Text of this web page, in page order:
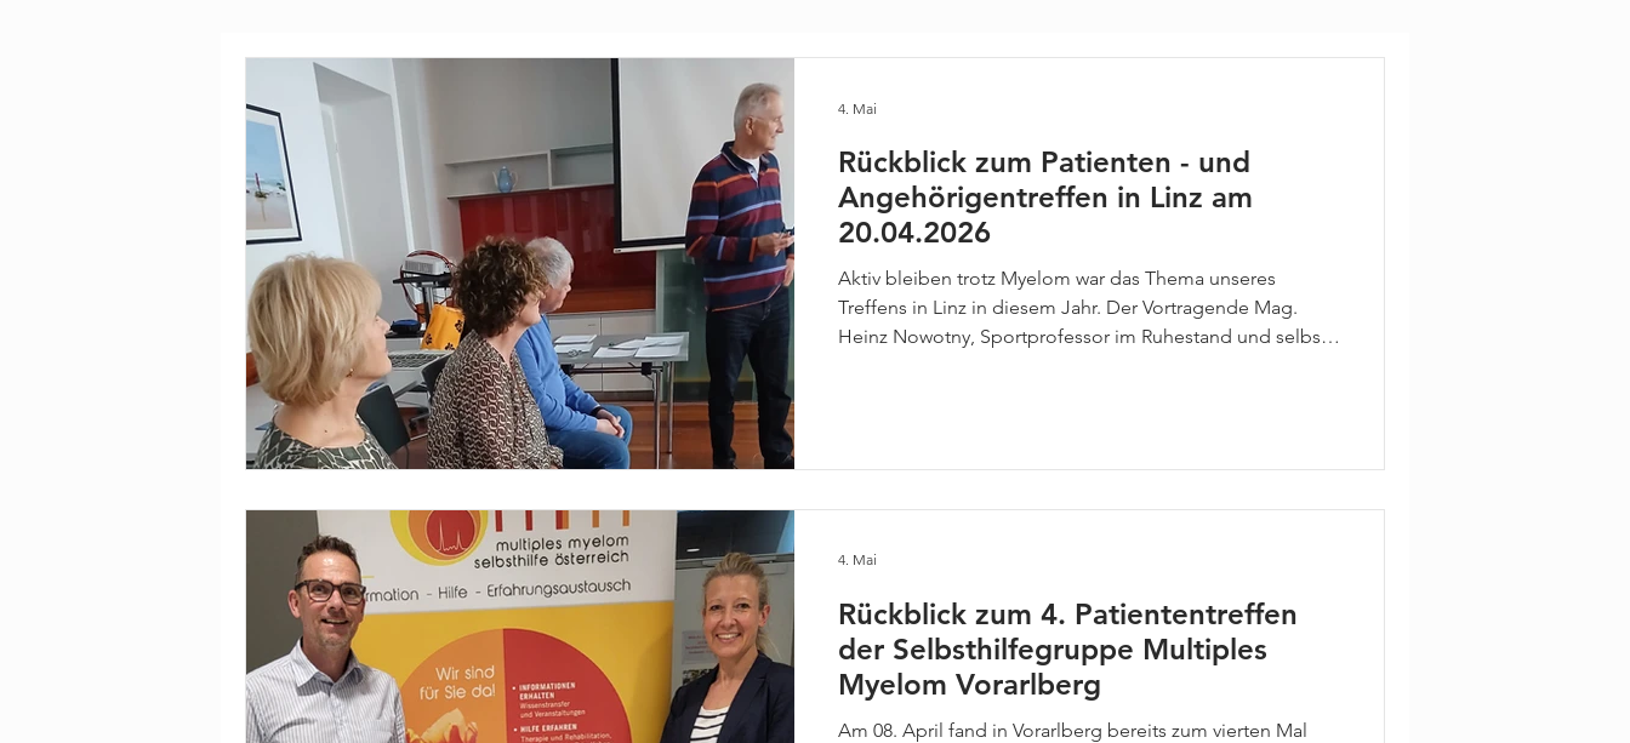
Rückblick zum Patienten - und
Angehörigentreffen in Linz am
20.04.2026
Aktiv bleiben trotz Myelom war das Thema unseres
Treffens in Linz in diesem Jahr. Der Vortragende Mag.
Heinz Nowotny, Sportprofessor im Ruhestand und selbst
körperliche Bewegung auf die Psyche wirkt. Die
4. Mai
Rückblick zum 4. Patiententreffen
der Selbsthilfegruppe Multiples
Myelom Vorarlberg
Am 08. April fand in Vorarlberg bereits zum vierten Mal
4. Mai